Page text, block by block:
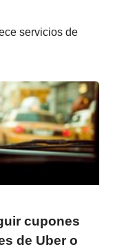
servicios de
cupones
de Uber o